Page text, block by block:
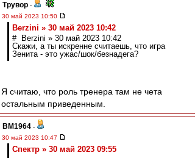
Трувор -
30 май 2023 10:50
Berzini » 30 май 2023 10:42
# Berzini » 30 май 2023 10:42
Скажи, а ты искренне считаешь, что игра
Зенита - это ужас/шок/безнадега?
Я считаю, что роль тренера там не чета
остальным приведенным.
BM1964 -
30 май 2023 10:47
Спектр » 30 май 2023 09:55